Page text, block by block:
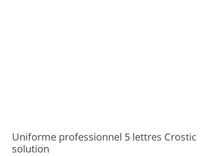
Uniforme professionnel 5 lettres Crostic
solution